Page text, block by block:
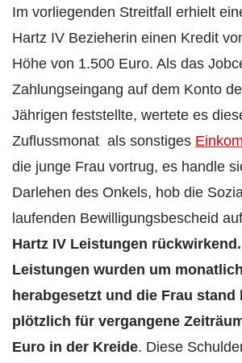
Im vorliegenden Streitfall erhielt
Hartz IV Bezieherin einen Kredit
Höhe von 1.500 Euro. Als das
Zahlungseingang auf dem Konto
Jährigen feststellte, wertete es
Zuflussmonat als sonstiges
die junge Frau vortrug, es handle
Darlehen des Onkels, hob die
laufenden Bewilligungsbescheid
Hartz IV Leistungen
Leistungen wurden um
herabgesetzt und die Frau stand
plötzlich für vergangene
Euro in der Kreide. Diese